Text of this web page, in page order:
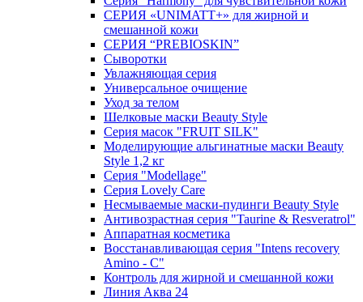
СЕРИЯ «UNIMATT+» для жирной и
смешанной кожи
СЕРИЯ “PREBIOSKIN”
Сыворотки
Увлажняющая серия
Универсальное очищение
Уход за телом
Шелковые маски Beauty Style
Серия масок "FRUIT SILK"
Моделирующие альгинатные маски Beauty
Style 1,2 кг
Серия "Modellage"
Cерия Lovely Care
Несмываемые маски-пудинги Beauty Style
Антивозрастная серия "Taurine & Resveratrol"
Аппаратная косметика
Восстанавливающая серия "Intens recovery
Amino - C"
Контроль для жирной и смешанной кожи
Линия Аква 24